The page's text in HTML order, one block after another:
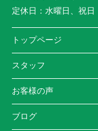
定休日： 水曜日、祝日
トップページ
スタッフ
お客様の声
ブログ